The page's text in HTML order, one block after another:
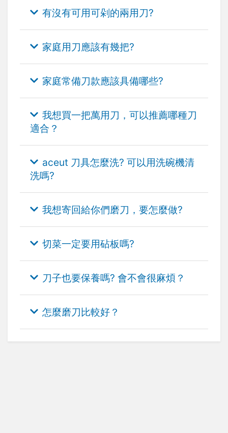
有沒有可用可剁的兩用刀?
家庭用刀應該有幾把?
家庭常備刀款應該具備哪些?
我想買一把萬用刀，可以推薦哪種刀
適合？
aceut 刀具怎麼洗? 可以用洗碗機清
洗嗎?
我想寄回給你們磨刀，要怎麼做?
切菜一定要用砧板嗎?
刀子也要保養嗎? 會不會很麻煩？
怎麼磨刀比較好？